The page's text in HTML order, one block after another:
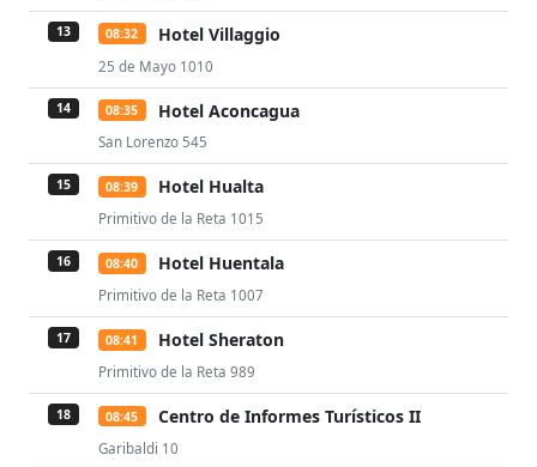
13 08:32 Hotel Villaggio
25 de Mayo 1010
14 08:35 Hotel Aconcagua
San Lorenzo 545
15 08:39 Hotel Hualta
Primitivo de la Reta 1015
16 08:40 Hotel Huentala
Primitivo de la Reta 1007
17 08:41 Hotel Sheraton
Primitivo de la Reta 989
18 08:45 Centro de Informes Turísticos II
Garibaldi 10